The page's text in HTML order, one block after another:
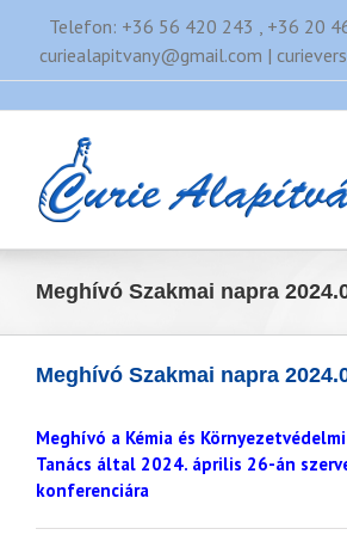
Telefon: +36 56 420 243 , +36 20
curiealapitvany@gmail.com |
Meghívó Szakmai napra
Meghívó Szakmai napra
Meghívó a Kémia és
Tanács által 2024. április 26-án
konferenciára